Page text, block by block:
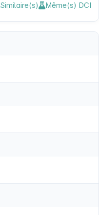
Similaire(s) Même(s) DCI